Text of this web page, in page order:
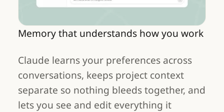
Memory that understands how you work
Claude learns your preferences across
conversations, keeps project context
separate so nothing bleeds together, and
lets you see and edit everything it